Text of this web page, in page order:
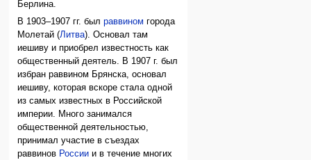
Берлина.
В 1903–1907 гг. былраввином города
Молетай (Литва). Основал там
иешиву и приобрел известность как
общественный деятель. В 1907 г. был
избран раввином Брянска, основал
иешиву, которая вскоре стала одной
из самых известных в Российской
империи. Много занимался
общественной деятельностью,
принимал участие в съездах
раввинов России и в течение многих